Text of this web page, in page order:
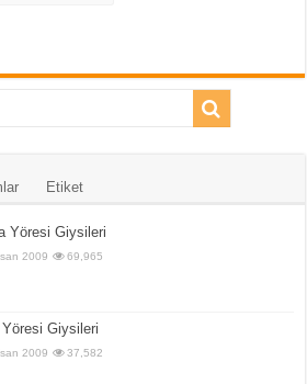
Etiket
Yöresi Giysileri
2009 69,965
Yöresi Giysileri
2009 37,582